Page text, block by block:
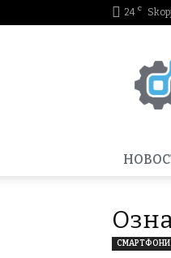
24 C
СМАРТФОНИ